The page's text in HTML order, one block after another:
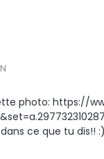
photo: https://
ce que tu dis!!